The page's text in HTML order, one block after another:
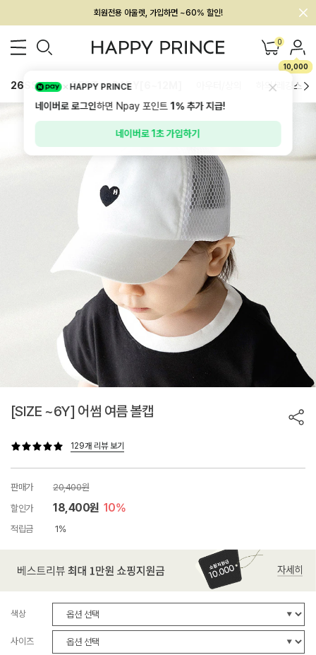
회원전용 아울렛, 가입하면 ~60% 할인!
멤버십 최대 28,000원 혜택 0
10,000
26SS 신상 BEST BABY[6~12M] 하의/레깅스
[SIZE ~6Y] 어썸 여름 볼캡
129개 리뷰 보기
판매가
20,400원
할인가
18,400원 10%
적립금 1%
색상
사이즈
HAPPY PRINCE
네이버로 로그인하면 Npay 포인트1%추가 지급!
네이버로 1초 가입하기